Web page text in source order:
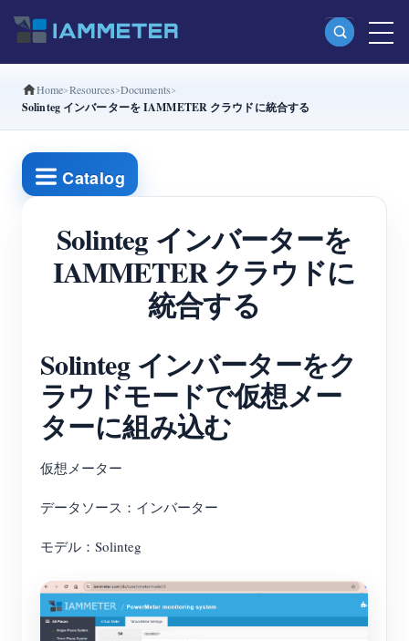
製品
分相Wi-Fiエネルギーメーター（WEM2067）
三相Wi-Fiエネルギーメーター（WEM3046T）
三相Wi-Fiエネルギーメーター（WEM3050T）
WiFi電力コントローラー
セルフホスティングサービス
EV充電器
エネルギー予測・シミュレーションシステム
アプリケーション
太陽光PVシステム エネルギーモニター
電力使用量モニター
ストア
リソース
Home Resources Documents
Solinteg インバーターを IAMMETER クラウドに統合する
Catalog
Solinteg インバーターを
IAMMETER クラウドに
統合する
Solinteg インバーターをク
ラウドモードで仮想メー
ターに組み込む
仮想メーター
データソース：インバーター
モデル：Solinteg